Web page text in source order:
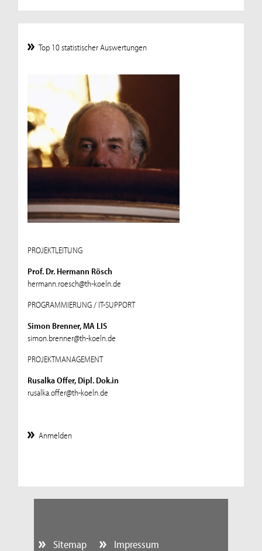
Top 10 statistischer Auswertungen
PROJEKTLEITUNG
Prof. Dr. Hermann Rösch
hermann.roesch@th-koeln.de
PROGRAMMIERUNG / IT-SUPPORT
Simon Brenner, MA LIS
simon.brenner@th-koeln.de
PROJEKTMANAGEMENT
Rusalka Offer, Dipl. Dok.in
rusalka.offer@th-koeln.de
Anmelden
Sitemap Impressum